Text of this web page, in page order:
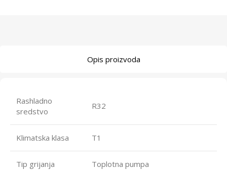
Opis proizvoda
Rashladno
sredstvo
R32
Klimatska klasa T1
Tip grijanja Toplotna pumpa